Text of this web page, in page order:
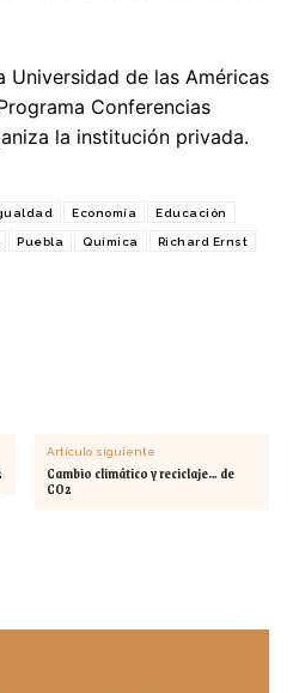
Universidad de las Américas
Conferencias
la institución privada.
Economía Educación
Puebla Química Richard Ernst
Artículo siguiente
Cambio climático y reciclaje… de
CO2